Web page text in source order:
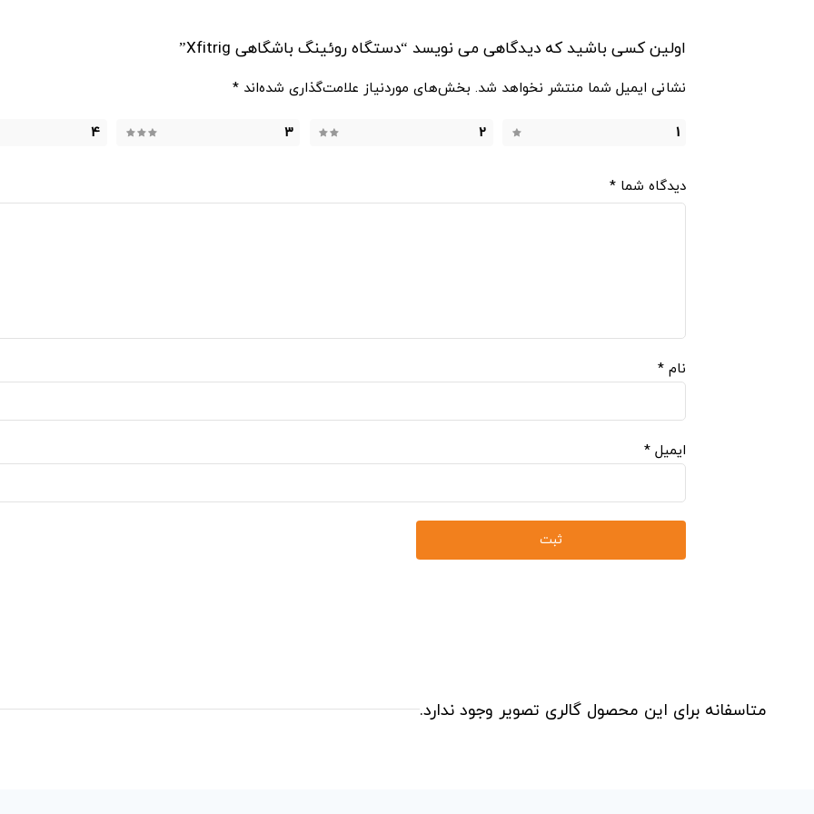
اولین کسی باشید که دیدگاهی می نویسد “دستگاه روئینگ باشگاهی Xfitrig”
نشانی ایمیل شما منتشر نخواهد شد. بخش‌های موردنیاز علامت‌گذاری شده‌اند *
1
2
3
4
دیدگاه شما *
نام *
ایمیل *
متاسفانه برای این محصول گالری تصویر وجود ندارد.